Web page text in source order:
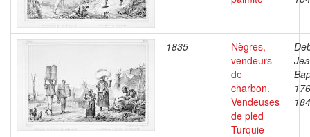
1835
Nègres,
vendeurs
de
charbon.
Vendeuses
de pled
Turquie